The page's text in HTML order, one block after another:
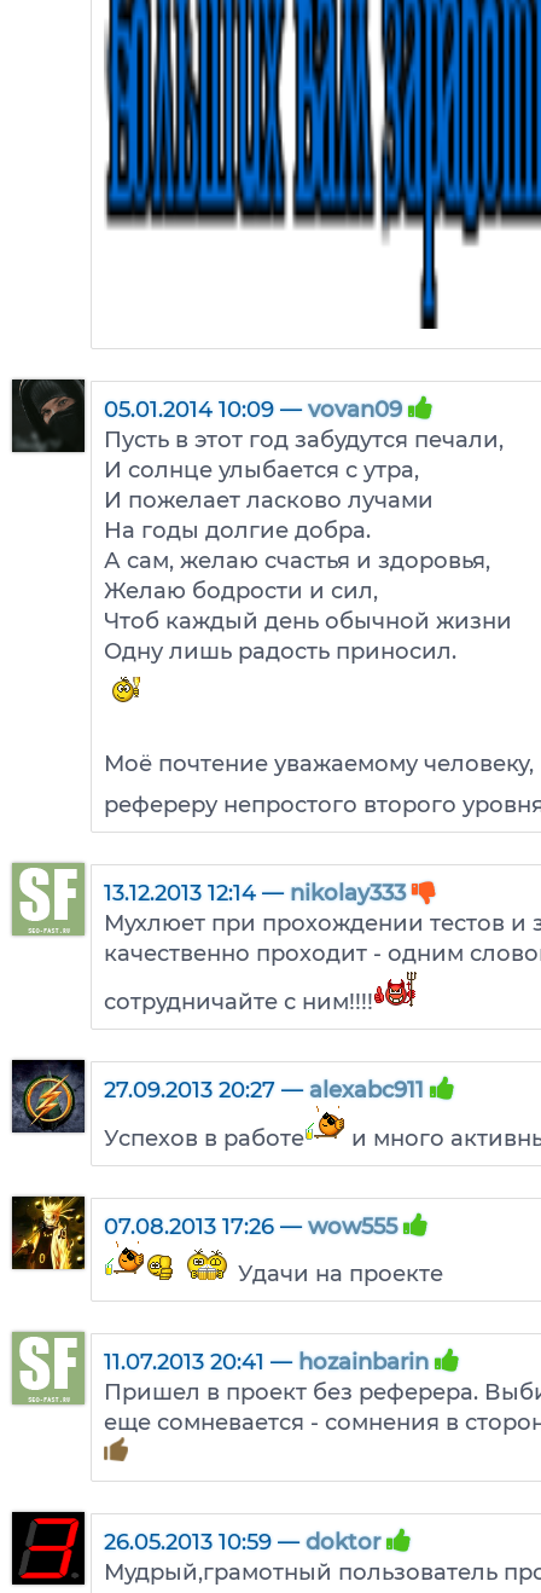
05.01.2014 10:09 —vovan09
Пусть в этот год забудутся печали,
И солнце улыбается с утра,
И пожелает ласково лучами
На годы долгие добра.
А сам, желаю счастья и здоровья,
Желаю бодрости и сил,
Чтоб каждый день обычной жизни
Одну лишь радость приносил.
Моё почтение уважаемому
рефереру непростого второго
13.12.2013 12:14 — nikolay333
Мухлюет при прохождении тестов и
качественно проходит - одним
сотрудничайте с ним!!!!
27.09.2013 20:27 —alexabc911
Успехов в работе
и много
07.08.2013 17:26 —wow555
Удачи на проекте
11.07.2013 20:41 — hozainbarin
Пришел в проект без реферера.
еще сомневается - сомнения в
26.05.2013 10:59 —doktor
Мудрый,грамотный пользователь